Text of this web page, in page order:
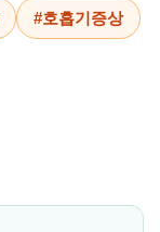
#호흡기증상